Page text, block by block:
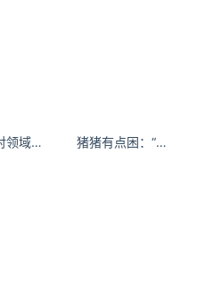
日本“绝对领域日”美照 猪猪有点困：“幸福。#露肩粉色连衣裙 #谁穿谁是人间水蜜桃 #小性感 #美女 #甜妹